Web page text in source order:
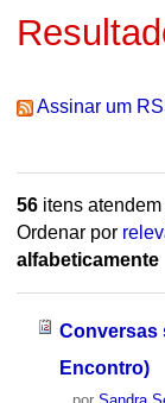
Assinar um
56itens atendem
Ordenar por
alfabeticamente
Conversas
Encontro)